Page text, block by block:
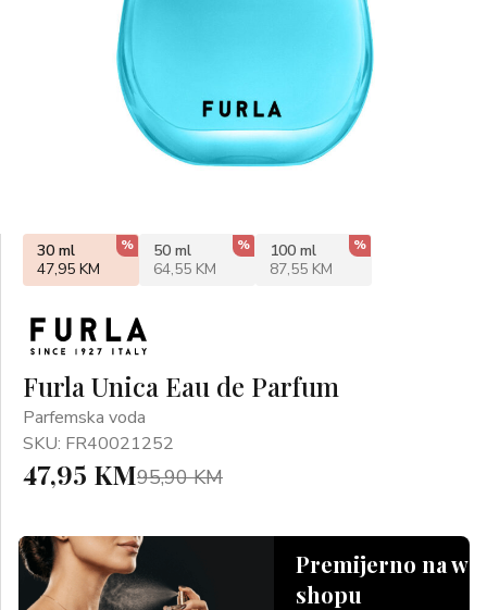
Furla Unica Eau de Parfum
Parfemska voda
SKU: FR40021252
47,95 KM95,90 KM
Premijerno na
shopu
30 ml
47,95 KM
%
50 ml
64,55 KM
%
100 ml
87,55 KM
%